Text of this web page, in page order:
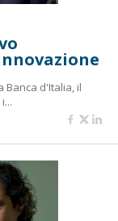
Banca d'Italia, il